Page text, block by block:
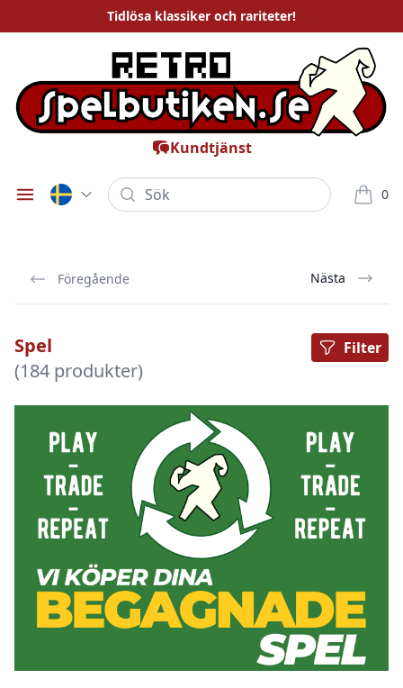
Tidlösa klassiker och rariteter!
Kundtjänst
Öppna meny
Sök 0
varor i
Föregående Nästa
Spel
(184 produkter)
Filter